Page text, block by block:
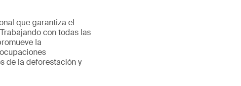
que garantiza el
con todas las
la
de la deforestación y